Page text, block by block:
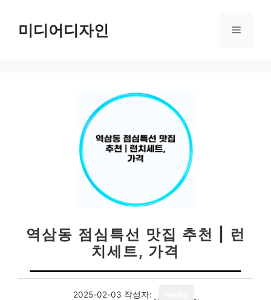
미디어디자인 메
역삼동 점심특선 맛집 추천 | 런
치세트, 가격
2025-02-03 작성자: